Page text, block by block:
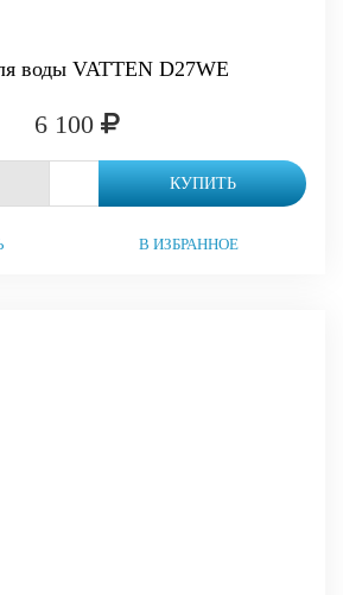
воды VATTEN D27WE
6 100
КУПИТЬ
В ИЗБРАННОЕ